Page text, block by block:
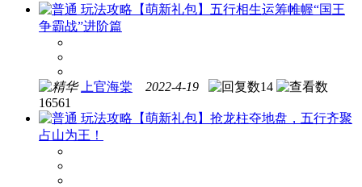
玩法攻略 【萌新礼包】五行相生运筹帷幄“国王
争霸战”进阶篇
上官海棠 2022-4-19
14
16561
玩法攻略 【萌新礼包】抢龙柱夺地盘，五行齐聚
占山为王！